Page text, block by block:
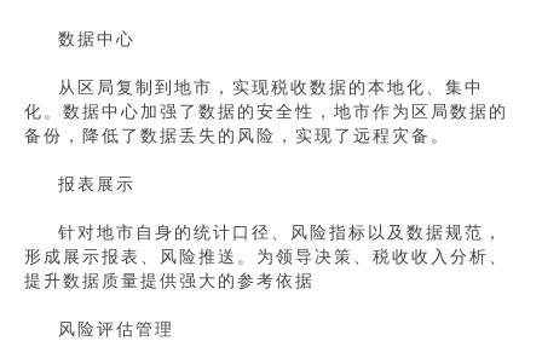
数据中心
从区局复制到地市，实现税收数据的本地化、集中
化。数据中心加强了数据的安全性，地市作为区局数据的
备份，降低了数据丢失的风险，实现了远程灾备。
报表展示
针对地市自身的统计口径、风险指标以及数据规范，
形成展示报表、风险推送。为领导决策、税收收入分析、
提升数据质量提供强大的参考依据
风险评估管理